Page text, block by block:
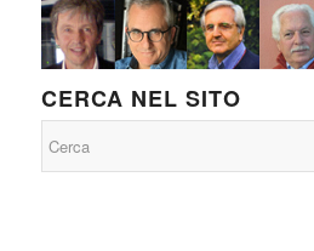
CERCA NEL SITO